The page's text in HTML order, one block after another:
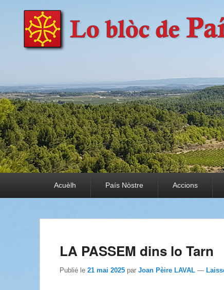
País Nòstre
Paratge e Convivència
Acuèlh País Nòstre Accions
LA PASSEM dins lo Tarn
Publié le 21 mai 2025 par Joan Pèire LAVAL —